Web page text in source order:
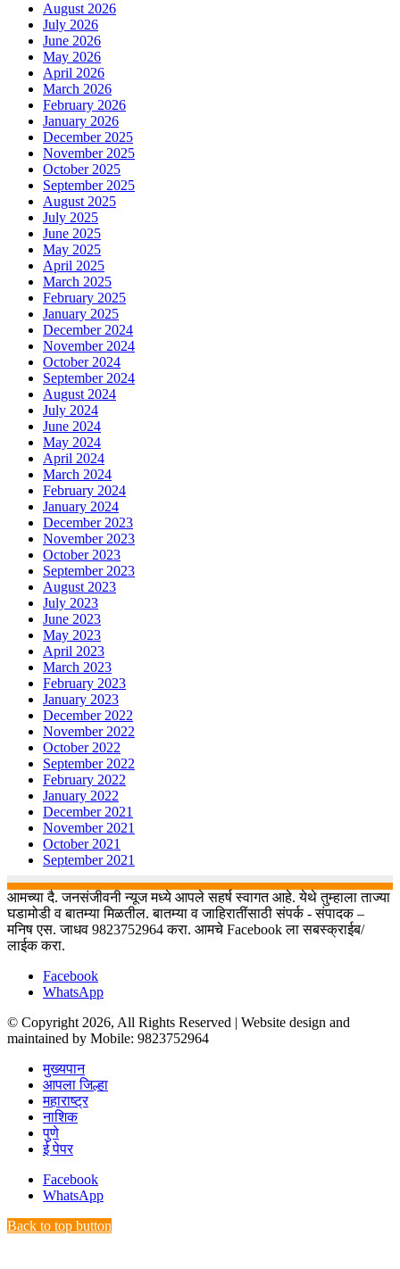
August 2026
July 2026
June 2026
May 2026
April 2026
March 2026
February 2026
January 2026
December 2025
November 2025
October 2025
September 2025
August 2025
July 2025
June 2025
May 2025
April 2025
March 2025
February 2025
January 2025
December 2024
November 2024
October 2024
September 2024
August 2024
July 2024
June 2024
May 2024
April 2024
March 2024
February 2024
January 2024
December 2023
November 2023
October 2023
September 2023
August 2023
July 2023
June 2023
May 2023
April 2023
March 2023
February 2023
January 2023
December 2022
November 2022
October 2022
September 2022
February 2022
January 2022
December 2021
November 2021
October 2021
September 2021
आमच्या दै. जनसंजीवनी न्यूज मध्ये आपले सहर्ष स्वागत आहे. येथे तुम्हाला ताज्या
घडामोडी व बातम्या मिळतील. बातम्या व जाहिरातींसाठी संपर्क - संपादक –
मनिष एस. जाधव 9823752964 करा. आमचे Facebook ला सबस्क्राईब/
लाईक करा.
Facebook
WhatsApp
© Copyright 2026, All Rights Reserved | Website design and
maintained by Mobile: 9823752964
मुख्यपान
आपला जिल्हा
महाराष्ट्र
नाशिक
पुणे
ई पेपर
Facebook
WhatsApp
Back to top button